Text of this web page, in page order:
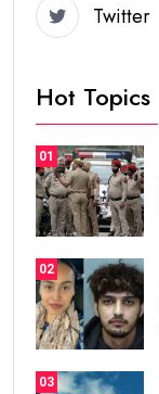
Twitter
Hot Topics
01
02
03